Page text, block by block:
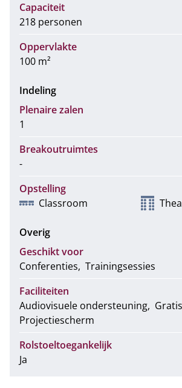
Capaciteit
218 personen
Oppervlakte
100 m²
Indeling
Plenaire zalen
1
Breakoutruimtes
-
Opstelling
Classroom
Overig
Geschikt voor
Conferenties Trainingsessies
Faciliteiten
Audiovisuele ondersteuning
Projectiescherm
Rolstoeltoegankelijk
Ja